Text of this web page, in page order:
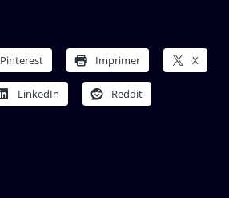
Pinterest Imprimer X
LinkedIn Reddit